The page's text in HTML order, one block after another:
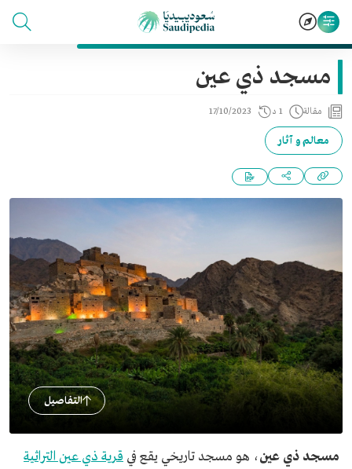
مسجد ذي عين
مقالة 1 د 17/10/2023
معالم و آثار
التفاصيل
مسجد ذي عين، هو مسجد تاريخي يقع في قرية ذي عين التراثية